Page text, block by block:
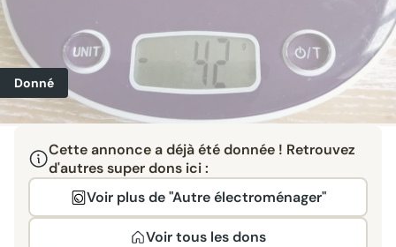
Donné
Cette annonce a déjà été donnée ! Retrouvez
d'autres super dons ici :
Voir plus de "Autre électroménager"
Voir tous les dons